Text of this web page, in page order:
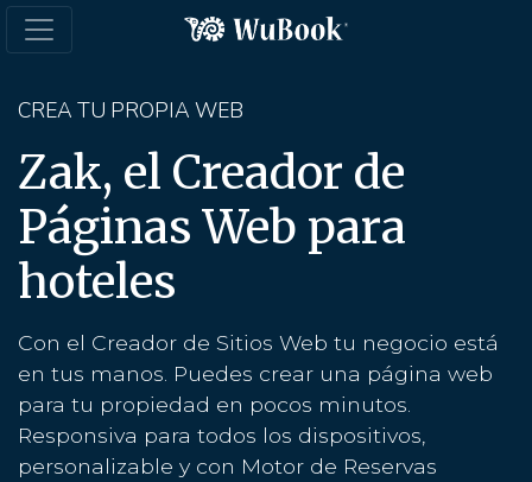
CREA TU PROPIA WEB
Zak, el Creador de
Páginas Web para
hoteles
Con el Creador de Sitios Web tu negocio está
en tus manos. Puedes crear una página web
para tu propiedad en pocos minutos.
Responsiva para todos los dispositivos,
personalizable y con Motor de Reservas